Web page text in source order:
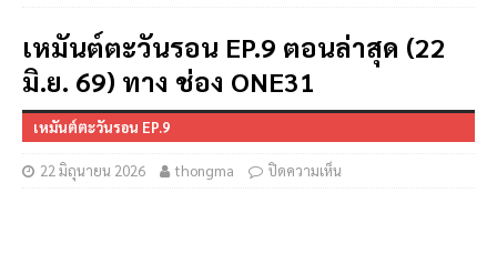
เหมันต์ตะวันรอน EP.9 ตอนล่าสุด (22
มิ.ย. 69) ทาง ช่อง ONE31
เหมันต์ตะวันรอน EP.9
22 มิถุนายน 2026 thongma ปิดความเห็น